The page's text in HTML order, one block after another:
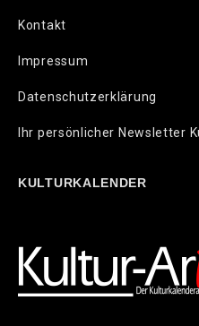
Kontakt
Impressum
Datenschutzerklärung
Ihr persönlicher Newsletter
KULTURKALENDER